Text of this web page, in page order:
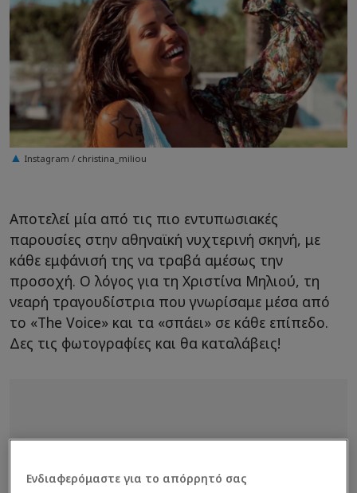
Instagram / christina_miliou
Αποτελεί μία από τις πιο εντυπωσιακές
παρουσίες στην αθηναϊκή νυχτερινή σκηνή, με
κάθε εμφάνισή της να τραβά αμέσως την
προσοχή. Ο λόγος για τη Χριστίνα Μηλιού, τη
νεαρή τραγουδίστρια που γνωρίσαμε μέσα από
το «The Voice» και τα «σπάει» σε κάθε επίπεδο.
Δες τις φωτογραφίες και θα καταλάβεις!
Ενδιαφερόμαστε για το απόρρητό σας